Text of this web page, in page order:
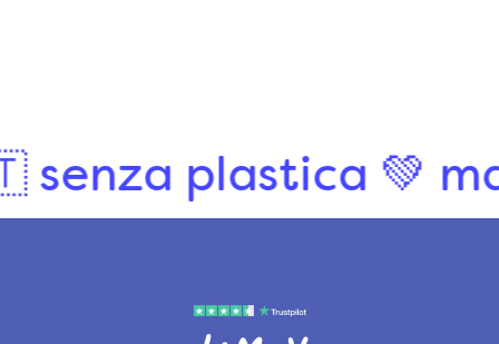
plastica 💚 made